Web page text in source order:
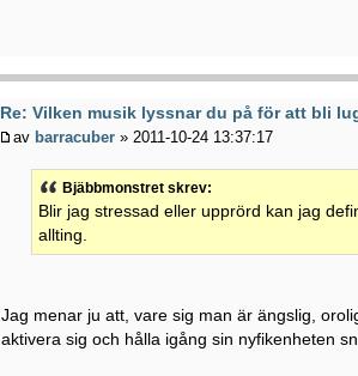
Re: Vilken musik lyssnar du på för att bli
av barracuber » 2011-10-24 13:37:17
Bjäbbmonstret skrev:
Blir jag stressad eller upprörd kan jag
allting.
Jag menar ju att, vare sig man är ängslig,
aktivera sig och hålla igång sin nyfikenheten